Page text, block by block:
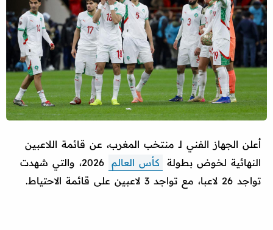
أعلن الجهاز الفني لـ منتخب المغرب، عن قائمة اللاعبين
النهائية لخوض بطولة
كأس العالم
2026، والتي شهدت
تواجد 26 لاعبا، مع تواجد 3 لاعبين على قائمة الاحتياط.